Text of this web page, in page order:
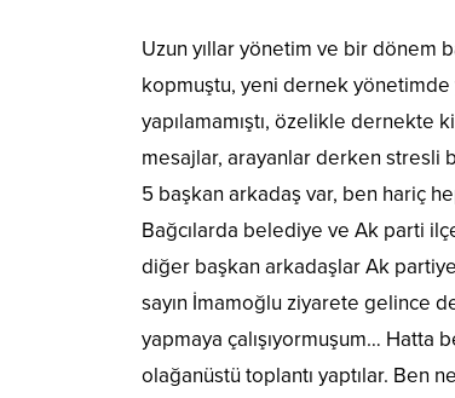
Uzun yıllar yönetim ve bir dönem
kopmuştu, yeni dernek
yapılamamıştı, özelikle dernekte
mesajlar, arayanlar derken stresli
5 başkan arkadaş var, ben hariç
Bağcılarda belediye ve Ak parti
diğer başkan arkadaşlar Ak
sayın İmamoğlu ziyarete gelince
yapmaya çalışıyormuşum… Hatta
olağanüstü toplantı yaptılar. Ben